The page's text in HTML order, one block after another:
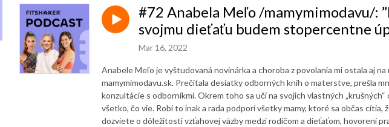
#72 Anabela Meľo /mamymimodavu/:
svojmu dieťaťu budem stopercentne
Mar 16, 2022
Anabele Meľo je vyštudovaná novinárka a choroba z povolania mi ostala aj
mamymimodavu.sk. Prečítala desiatky odborných kníh o materstve, prešla
konzultácie s odborníkmi. Okrem toho sa učí na svojich vlastných
všetko, čo vie. Robí to inak a rada podporí všetky mamy, ktoré sa občas cítia,
dozviete o dôležitosti vzťahovej väzby medzi rodičom a dieťaťom, hovorení